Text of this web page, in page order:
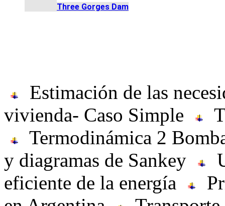
		Three Gorges Dam
Estimación de las
vivienda- Caso Simple
Termodinámica 2
y diagramas de Sankey
eficiente de la energía